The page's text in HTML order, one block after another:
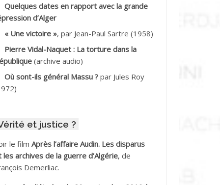
Rachid
Omar *
Vve AIT SAADA
Mohamed Akli
Quelques dates en rapport avec la grande
d’Alger
« Une victoire », par Jean-Paul Sartre (1958)
Pierre Vidal-Naquet : La torture dans la
(archive audio)
Où sont-ils général Massu ? par Jules Roy
et justice ?
le film Après l’affaire Audin. Les disparus
les archives de la guerre d’Algérie, de
Demerliac.